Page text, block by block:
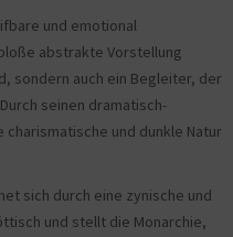
und emotional
abstrakte Vorstellung
sondern auch ein Begleiter, der
seinen dramatisch-
und dunkle Natur
sich durch eine zynische und
und stellt die Monarchie,